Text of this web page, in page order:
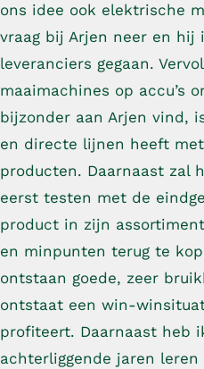
ons idee ook elektrische
vraag bij Arjen neer en hij
leveranciers gegaan.
maaimachines op accu’s
bijzonder aan Arjen vind,
en directe lijnen heeft
producten. Daarnaast zal
eerst testen met de
product in zijn
en minpunten terug te
ontstaan goede, zeer
ontstaat een win-
profiteert. Daarnaast heb
achterliggende jaren